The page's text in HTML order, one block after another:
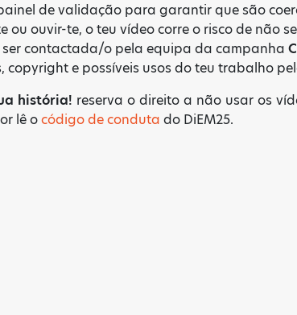
de validação para garantir que são
ou ouvir-te, o teu vídeo corre o risco de não
ser contactada/o pela equipa da campanha
copyright e possíveis usos do teu trabalho
história! reserva o direito a não usar os
lê ocódigo de conduta do DiEM25.